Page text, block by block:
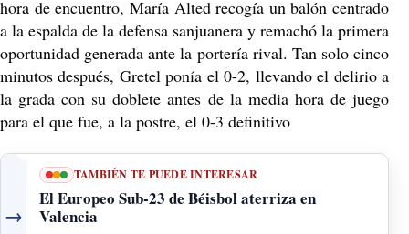
hora de encuentro, María Alted recogía un balón centrado
a la espalda de la defensa sanjuanera y remachó la primera
oportunidad generada ante la portería rival. Tan solo cinco
minutos después, Gretel ponía el 0-2, llevando el delirio a
la grada con su doblete antes de la media hora de juego
para el que fue, a la postre, el 0-3 definitivo
→
TAMBIÉN TE PUEDE INTERESAR
El Europeo Sub-23 de Béisbol aterriza en
Valencia